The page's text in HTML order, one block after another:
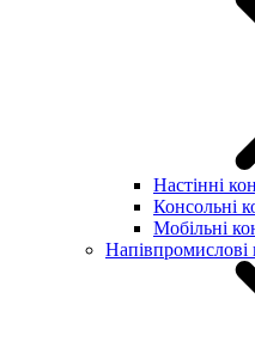
Настінні
Консольні
Мобільні
Напівпромислові